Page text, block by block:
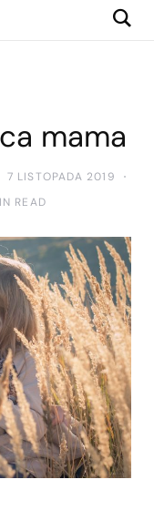
mama
7 LISTOPADA 2019
READ